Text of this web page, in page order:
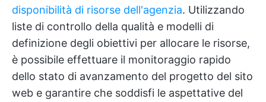
disponibilità di risorse dell'agenzia. Utilizzando
liste di controllo della qualità e modelli di
definizione degli obiettivi per allocare le risorse,
è possibile effettuare il monitoraggio rapido
dello stato di avanzamento del progetto del sito
web e garantire che soddisfi le aspettative del